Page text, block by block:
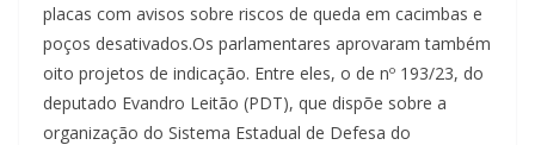
placas com avisos sobre riscos de queda em cacimbas e
poços desativados.Os parlamentares aprovaram também
oito projetos de indicação. Entre eles, o de nº 193/23, do
deputado Evandro Leitão (PDT), que dispõe sobre a
organização do Sistema Estadual de Defesa do